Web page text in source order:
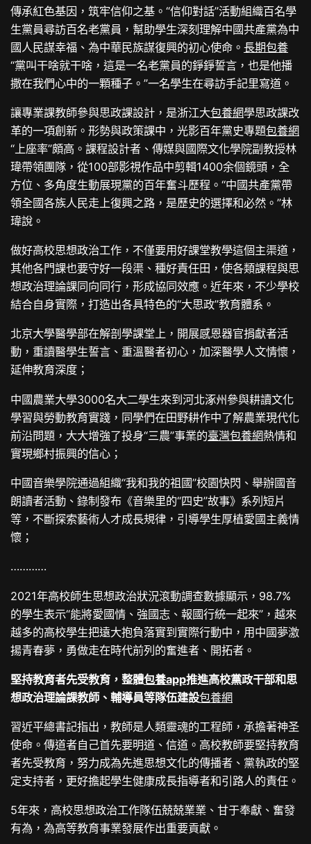
傳承紅色基因，筑牢信仰之基。“信仰對話”活動組織百名學
生黨員尋訪百名老黨員，幫助學生深刻理解中國共產黨為中
國人民謀幸福、為中華民族謀復興的初心使命。長期包養
“黨叫干啥就干啥，這是一名老黨員的錚錚誓言，也是他播
撒在我們心中的一顆種子。”一名學生在尋訪手記里寫道。
讓專業課教師參與思政課設計，是浙江大包養網學思政課改
革的一項創新。形勢與政策課中，光影百年黨史專題包養網
“上座率”頗高。課程設計者、傳媒與國際文化學院副教授林
瑋帶領團隊，從100部影視作品中剪輯1400余個鏡頭，全
方位、多角度生動展現黨的百年奮斗歷程。“中國共產黨帶
領全國各族人民走上復興之路，是歷史的選擇和必然。”林
瑋說。
做好高校思想政治工作，不僅要用好課堂教學這個主渠道，
其他各門課也要守好一段渠、種好責任田，使各類課程與思
想政治理論課同向同行，形成協同效應。近年來，不少學校
結合自身實際，打造出各具特色的“大思政”教育體系。
北京大學醫學部在解剖學課堂上，開展感恩器官捐獻者活
動，重讀醫學生誓言、重溫醫者初心，加深醫學人文情懷，
延伸教育深度；
中國農業大學3000名大二學生來到河北涿州參與耕讀文化
學習與勞動教育實踐，同學們在田野耕作中了解農業現代化
前沿問題，大大增強了投身“三農”事業的臺灣包養網熱情和
實現鄉村振興的信心；
中國音樂學院通過組織“我和我的祖國”校園快閃、舉辦國音
朗讀者活動、錄制發布《音樂里的“四史”故事》系列短片
等，不斷探索藝術人才成長規律，引導學生厚植愛國主義情
懷；
…………
2021年高校師生思想政治狀況滾動調查數據顯示，98.7%
的學生表示“能將愛國情、強國志、報國行統一起來”，越來
越多的高校學生把遠大抱負落實到實際行動中，用中國夢激
揚青春夢，勇做走在時代前列的奮進者、開拓者。
堅持教育者先受教育，整體包養app推進高校黨政干部和思
想政治理論課教師、輔導員等隊伍建設包養網
習近平總書記指出，教師是人類靈魂的工程師，承擔著神圣
使命。傳道者自己首先要明道、信道。高校教師要堅持教育
者先受教育，努力成為先進思想文化的傳播者、黨執政的堅
定支持者，更好擔起學生健康成長指導者和引路人的責任。
5年來，高校思想政治工作隊伍兢兢業業、甘于奉獻、奮發
有為，為高等教育事業發展作出重要貢獻。